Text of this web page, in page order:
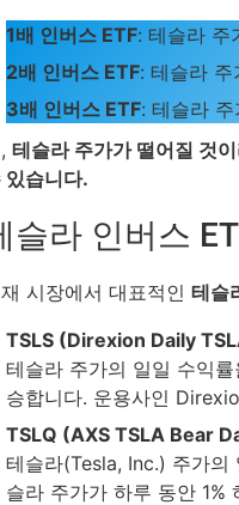
1배 인버스 ETF: 테슬라 주
2배 인버스 ETF: 테슬라 주
3배 인버스 ETF: 테슬라
테슬라 주가가 떨어질 것
있습니다.
슬라 인버스
시장에서 대표적인 테슬
TSLS (Direxion Daily
테슬라 주가의 일일 수익
승합니다. 운용사인
TSLQ (AXS TSLA Bear
테슬라(Tesla, Inc.) 주가의
슬라 주가가 하루 동안 1%